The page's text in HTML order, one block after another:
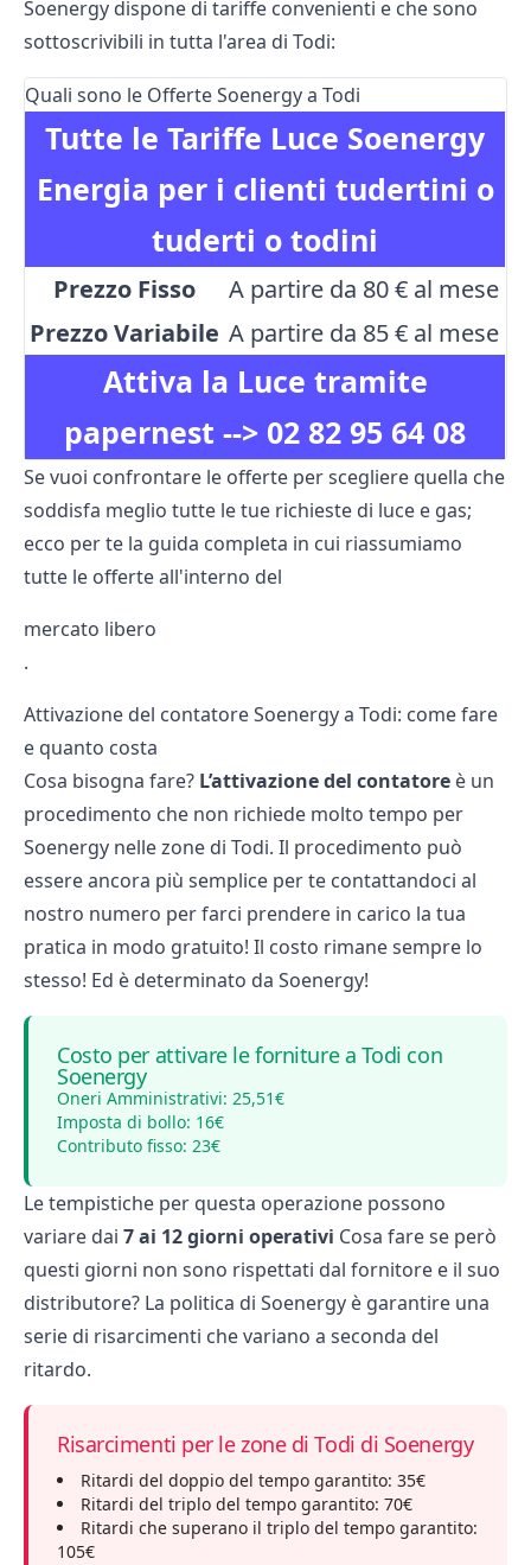
Soenergy dispone di tariffe convenienti e che sono
sottoscrivibili in tutta l'area di Todi:
Quali sono le Offerte Soenergy a Todi
Attiva la Luce tramite
papernest --> 02 82 95 64 08
Tutte le Tariffe Luce Soenergy
Energia per i clienti tudertini o
tuderti o todini
Prezzo Fisso
A partire da 80 € al mese
Prezzo Variabile A partire da 85 € al mese
Se vuoi confrontare le offerte per scegliere quella che
soddisfa meglio tutte le tue richieste di luce e gas;
ecco per te la guida completa in cui riassumiamo
tutte le offerte all'interno del
mercato libero
.
Attivazione del contatore Soenergy a Todi: come fare
e quanto costa
Cosa bisogna fare? L’attivazione del contatore è un
procedimento che non richiede molto tempo per
Soenergy nelle zone di Todi. Il procedimento può
essere ancora più semplice per te contattandoci al
nostro numero per farci prendere in carico la tua
pratica in modo gratuito! Il costo rimane sempre lo
stesso! Ed è determinato da Soenergy!
Costo per attivare le forniture a Todi con
Soenergy
Oneri Amministrativi: 25,51€
Imposta di bollo: 16€
Contributo fisso: 23€
Le tempistiche per questa operazione possono
variare dai 7 ai 12 giorni operativi Cosa fare se però
questi giorni non sono rispettati dal fornitore e il suo
distributore? La politica di Soenergy è garantire una
serie di risarcimenti che variano a seconda del
ritardo.
Risarcimenti per le zone di Todi di Soenergy
Ritardi del doppio del tempo garantito: 35€
Ritardi del triplo del tempo garantito: 70€
Ritardi che superano il triplo del tempo garantito:
105€